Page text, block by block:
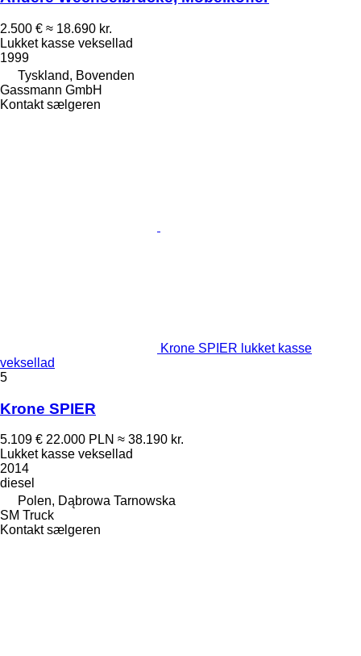
2.500 € ≈ 18.690 kr.
Lukket kasse veksellad
1999
Tyskland, Bovenden
Gassmann GmbH
Kontakt sælgeren
Krone SPIER lukket kasse
veksellad
5
Krone SPIER
5.109 € 22.000 PLN ≈ 38.190 kr.
Lukket kasse veksellad
2014
diesel
Polen, Dąbrowa Tarnowska
SM Truck
Kontakt sælgeren